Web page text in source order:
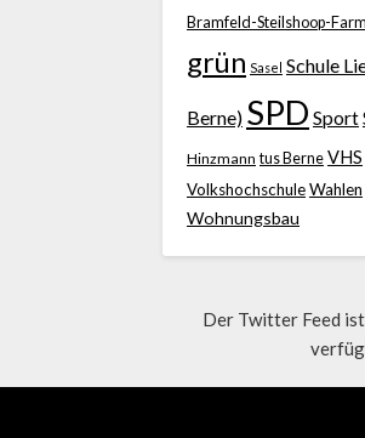
Bramfeld-Steilshoop-
grün Sasel Schule
Berne) SPD Sport
Hinzmann tus Berne VHS
VolkshochschuleWahlen
Wohnungsbau
Der Twitter Feed